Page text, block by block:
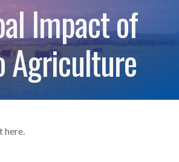
Impact of
Agriculture
here.